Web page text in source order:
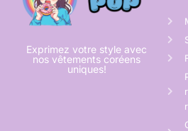
Exprimez votre style avec
nos vêtements coréens
uniques!